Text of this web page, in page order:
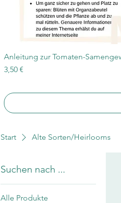
Anleitung zur Tomaten-
Preis
3,50 €
Start Alte Sorten/Heirlooms
Suchen nach ...
Alle Produkte